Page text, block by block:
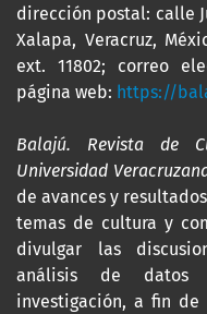
dirección postal: calle
Xalapa, Veracruz,
ext. 11802; correo
página web: https://
Balajú. Revista de
Universidad
de avances y
temas de cultura y
divulgar las
análisis de datos
investigación, a fin